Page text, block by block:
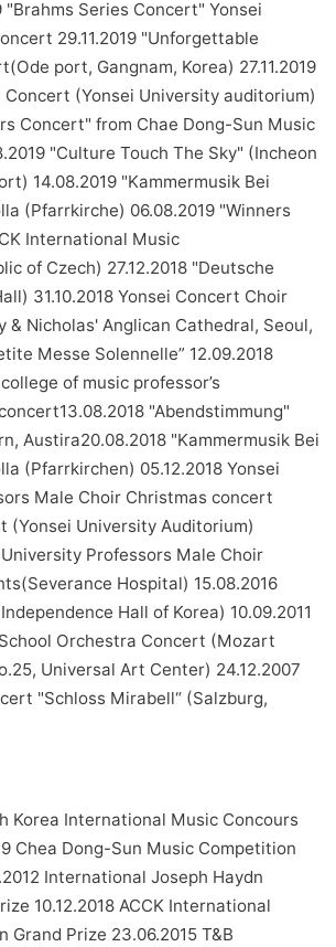
"Brahms Series Concert" Yonsei
29.11.2019 "Unforgettable
port, Gangnam, Korea) 27.11.2019
Concert (Yonsei University auditorium)
Concert" from Chae Dong-Sun Music
"Culture Touch The Sky" (Incheon
14.08.2019 "Kammermusik Bei
(Pfarrkirche) 06.08.2019 "Winners
International Music
of Czech) 27.12.2018 "Deutsche
31.10.2018 Yonsei Concert Choir
& Nicholas' Anglican Cathedral, Seoul,
Messe Solennelle” 12.09.2018
of music professor’s
"Abendstimmung"
Austira20.08.2018 "Kammermusik Bei
(Pfarrkirchen) 05.12.2018 Yonsei
Male Choir Christmas concert
(Yonsei University Auditorium)
University Professors Male Choir
Hospital) 15.08.2016
Hall of Korea) 10.09.2011
Orchestra Concert (Mozart
Universal Art Center) 24.12.2007
"Schloss Mirabell“ (Salzburg,
Korea International Music Concours
Chea Dong-Sun Music Competition
International Joseph Haydn
10.12.2018 ACCK International
Grand Prize 23.06.2015 T&B